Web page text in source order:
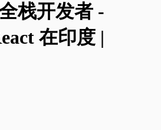
栈开发者 -
在印度 |